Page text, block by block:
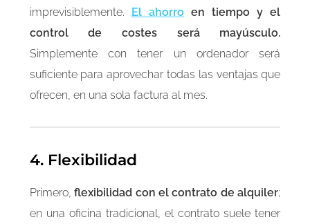
imprevisiblemente. El ahorro en tiempo y el
control de costes será mayúsculo.
Simplemente con tener un ordenador será
suficiente para aprovechar todas las ventajas que
ofrecen, en una sola factura al mes.
4. Flexibilidad
Primero,flexibilidad con el contrato de alquiler;
en una oficina tradicional, el contrato suele tener